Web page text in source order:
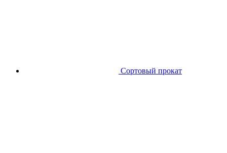
Сортовый прокат